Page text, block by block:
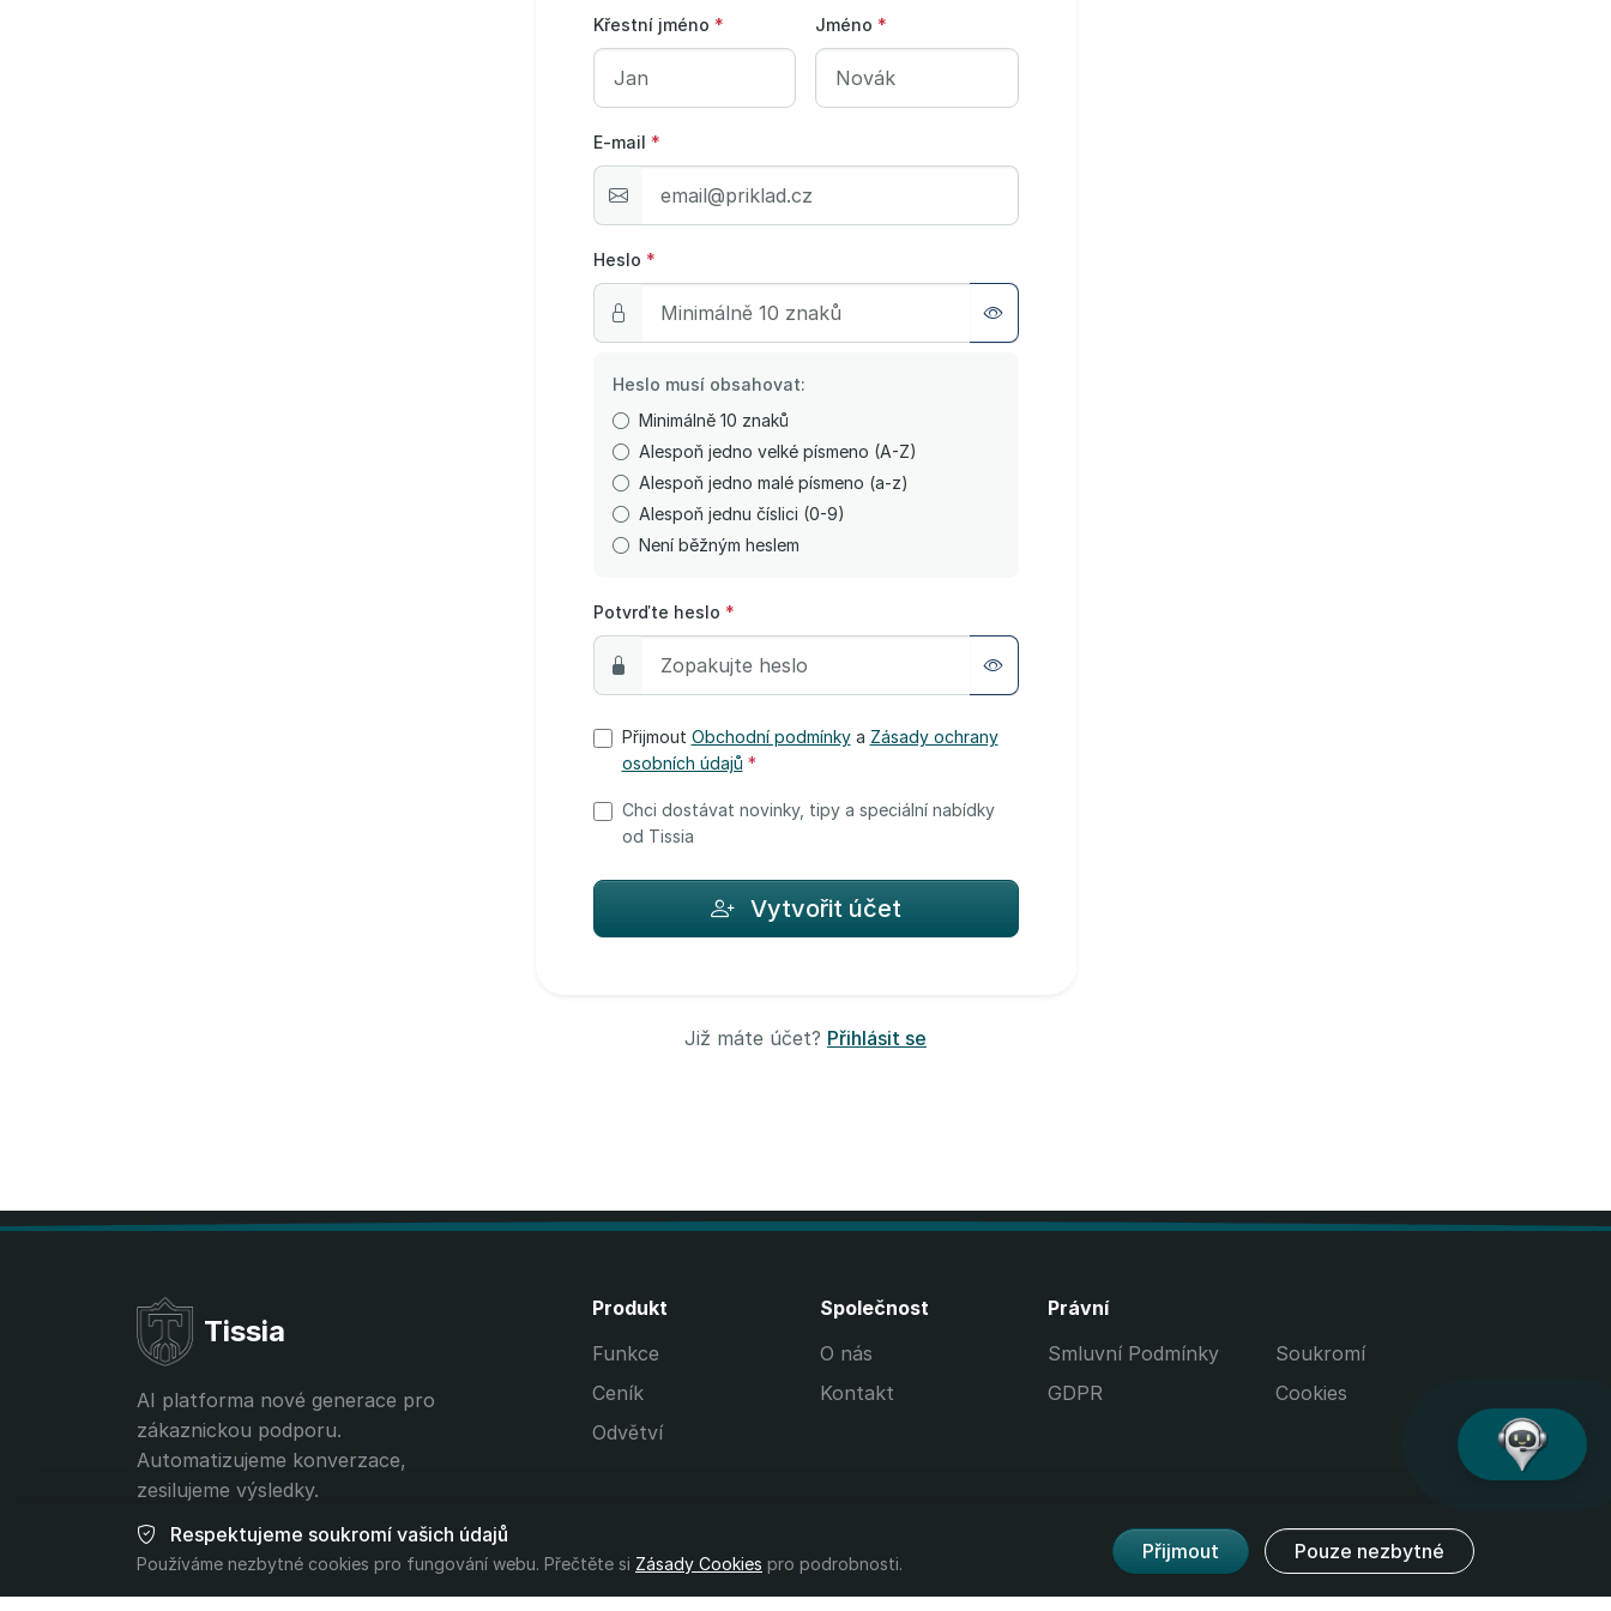
Křestní jméno * Jméno *
E-mail *
Heslo *
Heslo musí obsahovat:
Minimálně 10 znaků
Alespoň jedno velké písmeno (A-Z)
Alespoň jedno malé písmeno (a-z)
Alespoň jednu číslici (0-9)
Není běžným heslem
Potvrďte heslo *
Přijmout Obchodní podmínkya Zásady ochrany
osobních údajů *
Chci dostávat novinky, tipy a speciální nabídky
od Tissia
Vytvořit účet
Již máte účet? Přihlásit se
Tissia
AI platforma nové generace pro
zákaznickou podporu.
Automatizujeme konverzace,
zesilujeme výsledky.
contact@tissia.ai
Produkt
Funkce
Ceník
Odvětví
Společnost
O nás
Kontakt
Právní
Smluvní Podmínky
Soukromí
GDPR
Cookies
Respektujeme soukromí vašich údajů
Používáme nezbytné cookies pro fungování webu. Přečtěte si Zásady Cookies pro podrobnosti.
Přijmout Pouze nezbytné